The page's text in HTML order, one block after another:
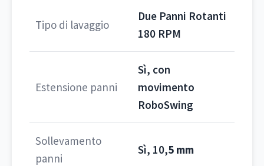
Tipo di lavaggio
Due Panni Rotanti
180 RPM
Estensione panni
Sì, con
movimento
RoboSwing
Sollevamento
panni
Sì, 10,5 mm